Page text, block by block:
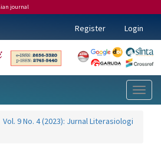
journal
Register Login
Vol. 9 No. 4 (2023): Jurnal Literasiologi